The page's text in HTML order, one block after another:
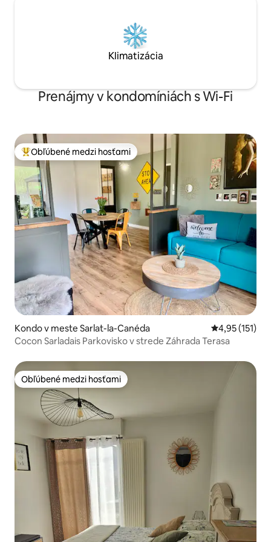
Klimatizácia
Prenájmy v kondomíniách s Wi-Fi
Najobľúbenejšie medzi hosťami
Obľúbené medzi hosťami
Kondo v meste Sarlat-la-Canéda Priemerné
4,95 (151)
Cocon Sarladais Parkovisko v strede Záhrada Terasa
Obľúbené medzi hosťami
Obľúbené medzi hosťami